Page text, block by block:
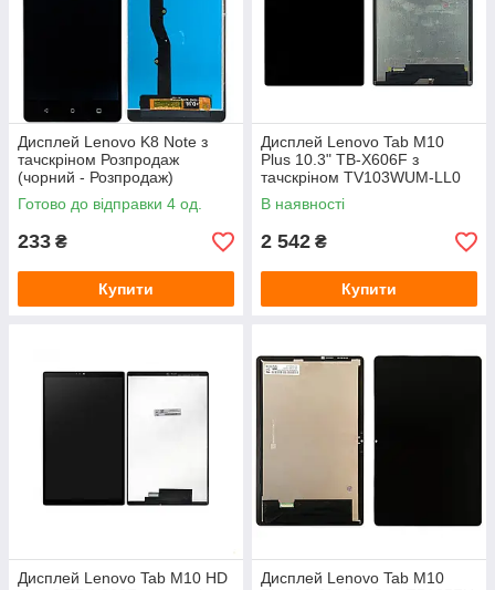
Дисплей Lenovo K8 Note з
тачскріном Розпродаж
(чорний - Розпродаж)
Готово до відправки 4 од.
233 ₴
Купити
Дисплей Lenovo Tab M10
Plus 10.3" TB-X606F з
тачскріном TV103WUM-LL0
(оригінал Китай)
В наявності
2 542 ₴
Купити
Дисплей Lenovo Tab M10 HD
Дисплей Lenovo Tab M10